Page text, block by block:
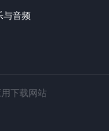
下载网站